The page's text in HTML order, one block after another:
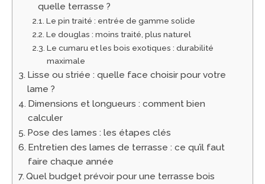
quelle terrasse ?
Le pin traité : entrée de gamme solide
Le douglas : moins traité, plus naturel
Le cumaru et les bois exotiques : durabilité
maximale
Lisse ou striée : quelle face choisir pour votre
lame ?
Dimensions et longueurs : comment bien
calculer
Pose des lames : les étapes clés
Entretien des lames de terrasse : ce qu’il faut
faire chaque année
Quel budget prévoir pour une terrasse bois